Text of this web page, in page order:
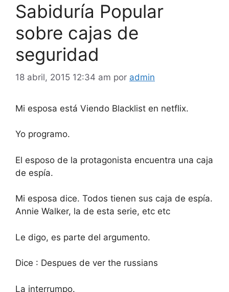
Sabiduría Popular
sobre cajas de
seguridad
18 abril, 2015 12:34 am por admin
Mi esposa está Viendo Blacklist en netflix.
Yo programo.
El esposo de la protagonista encuentra una caja
de espía.
Mi esposa dice. Todos tienen sus caja de espía.
Annie Walker, la de esta serie, etc etc
Le digo, es parte del argumento.
Dice : Despues de ver the russians
La interrumpo.